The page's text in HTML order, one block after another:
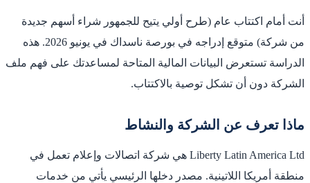
أنت أمام اكتتاب عام (طرح أولي يتيح للجمهور شراء أسهم جديدة
من شركة) متوقع إدراجه في بورصة ناسداك في يونيو 2026. هذه
الدراسة تستعرض البيانات المالية المتاحة لمساعدتك على فهم ملف
الشركة دون أن تشكل توصية بالاكتتاب.
ماذا تعرف عن الشركة والنشاط
Liberty Latin America Ltd هي شركة اتصالات وإعلام تعمل في
منطقة أمريكا اللاتينية. مصدر دخلها الرئيسي يأتي من خدمات